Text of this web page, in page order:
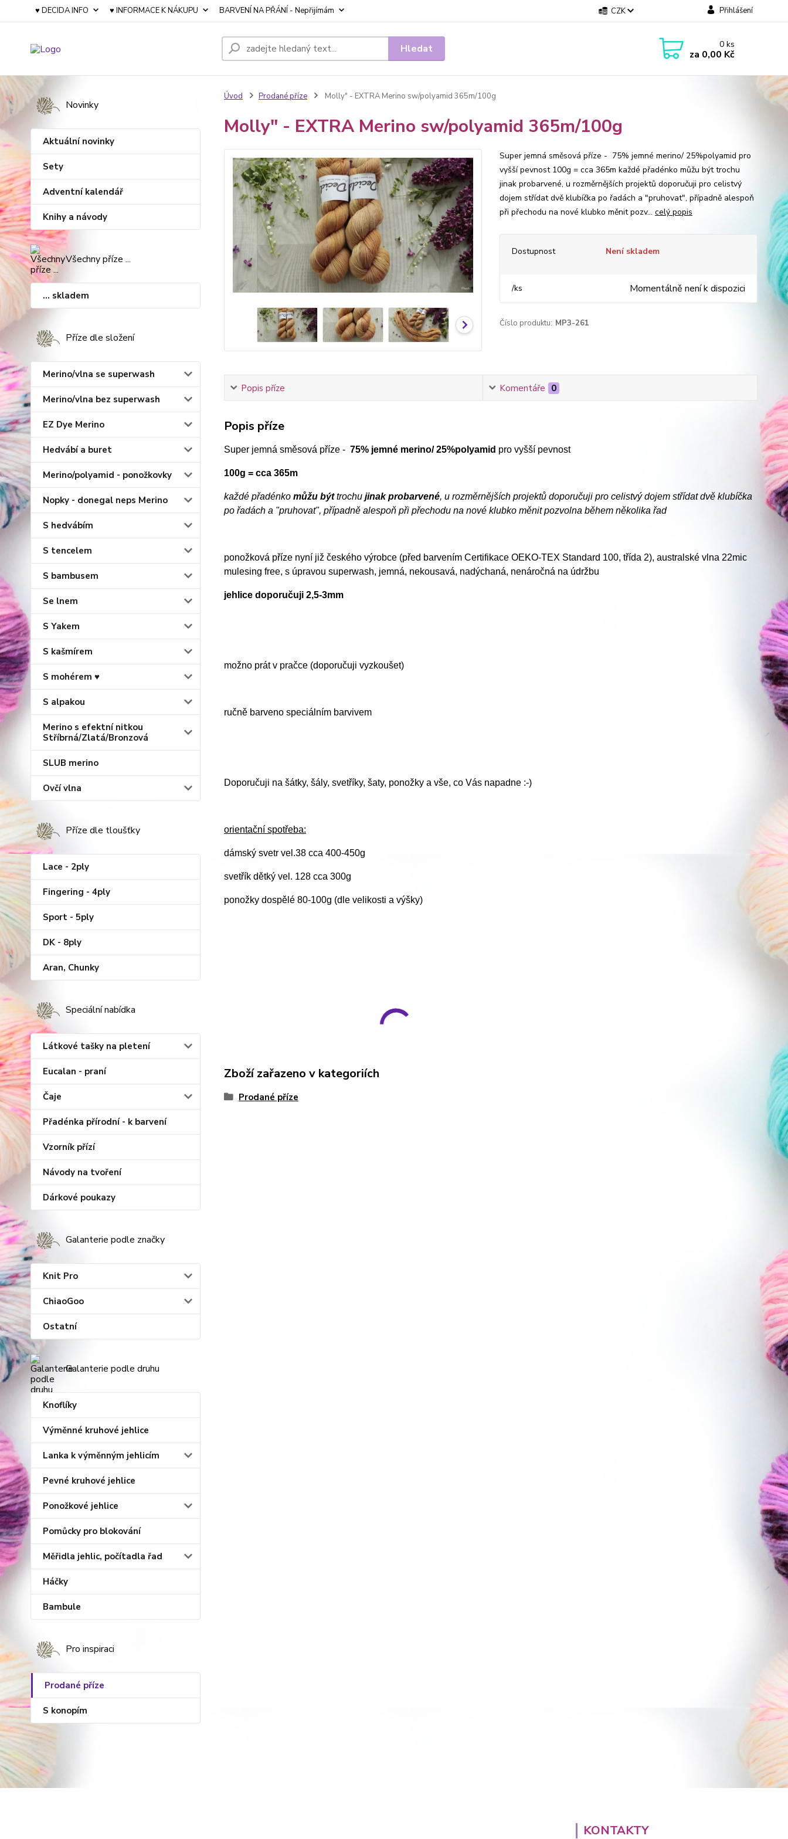
♥ DECIDA INFO ♥ INFORMACE K NÁKUPU BARVENÍ NA PŘÁNÍ - Nepřijímám CZK Přihlášení
Hledat 0ks
za 0,00 Kč
Novinky
Aktuální novinky
Sety
Adventní kalendář
Knihy a návody
Všechny příze ...
... skladem
Příze dle složení
Merino/vlna se superwash
Merino/vlna bez superwash
EZ Dye Merino
Hedvábí a buret
Merino/polyamid - ponožkovky
Nopky - donegal neps Merino
S hedvábím
S tencelem
S bambusem
Se lnem
S Yakem
S kašmírem
S mohérem ♥
S alpakou
Merino s efektní nitkou
Stříbrná/Zlatá/Bronzová
SLUB merino
Ovčí vlna
Příze dle tloušťky
Lace - 2ply
Fingering - 4ply
Sport - 5ply
DK - 8ply
Aran, Chunky
Speciální nabídka
Látkové tašky na pletení
Eucalan - praní
Čaje
Přadénka přírodní - k barvení
Vzorník přízí
Návody na tvoření
Dárkové poukazy
Galanterie podle značky
Knit Pro
ChiaoGoo
Ostatní
Galanterie podle druhu
Knoflíky
Výměnné kruhové jehlice
Lanka k výměnným jehlicím
Pevné kruhové jehlice
Ponožkové jehlice
Pomůcky pro blokování
Měřidla jehlic, počítadla řad
Háčky
Bambule
Pro inspiraci
Prodané příze
S konopím
Úvod Prodané příze Molly" - EXTRA Merino sw/polyamid 365m/100g
Molly" - EXTRA Merino sw/polyamid 365m/100g
Super jemná směsová příze - 75% jemné merino/ 25%polyamid pro
vyšší pevnost 100g = cca 365m každé přadénko můžu být trochu
jinak probarvené, u rozměrnějších projektů doporučuji pro celistvý
dojem střídat dvě klubíčka po řadách a "pruhovat", případně alespoň
při přechodu na nové klubko měnit pozv... celý popis
Dostupnost Není skladem
/ks Momentálně není k dispozici
Číslo produktu: MP3-261
Popis příze Komentáře 0
Popis příze
Super jemná směsová příze - 75% jemné merino/ 25%polyamid pro vyšší pevnost
100g = cca 365m
každé přadénkomůžu býttrochu jinak probarvené, u rozměrnějších projektů doporučuji pro celistvý dojem střídat dvě klubíčka
po řadách a "pruhovat", případně alespoň při přechodu na nové klubko měnit pozvolna během několika řad
ponožková příze nyní již českého výrobce (před barvením Certifikace OEKO-TEX Standard 100, třída 2), australské vlna 22mic
mulesing free, s úpravou superwash, jemná, nekousavá, nadýchaná, nenáročná na údržbu
jehlice doporučuji 2,5-3mm
možno prát v pračce (doporučuji vyzkoušet)
ručně barveno speciálním barvivem
Doporučuji na šátky, šály, svetříky, šaty, ponožky a vše, co Vás napadne :-)
orientační spotřeba:
dámský svetr vel.38 cca 400-450g
svetřík dětký vel. 128 cca 300g
ponožky dospělé 80-100g (dle velikosti a výšky)
Zboží zařazeno v kategoriích
Prodané příze
KONTAKTY